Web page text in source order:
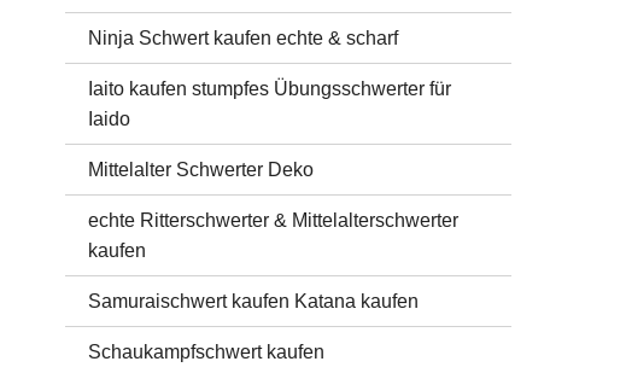
Ninja Schwert kaufen echte & scharf
Iaito kaufen stumpfes Übungsschwerter für
Iaido
Mittelalter Schwerter Deko
echte Ritterschwerter & Mittelalterschwerter
kaufen
Samuraischwert kaufen Katana kaufen
Schaukampfschwert kaufen